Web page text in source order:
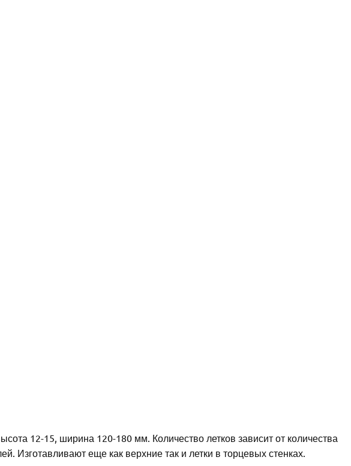
12-15, ширина 120-180 мм. Количество летков зависит от количества
Изготавливают еще как верхние так и летки в торцевых стенках.